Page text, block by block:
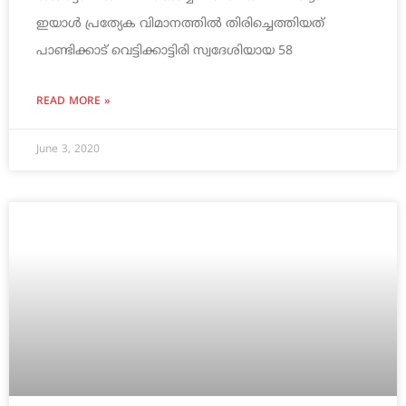
ഇയാൾ പ്രത്യേക വിമാനത്തില്‍ തിരിച്ചെത്തിയത്
പാണ്ടിക്കാട് വെട്ടിക്കാട്ടിരി സ്വദേശിയായ 58
READ MORE »
June 3, 2020